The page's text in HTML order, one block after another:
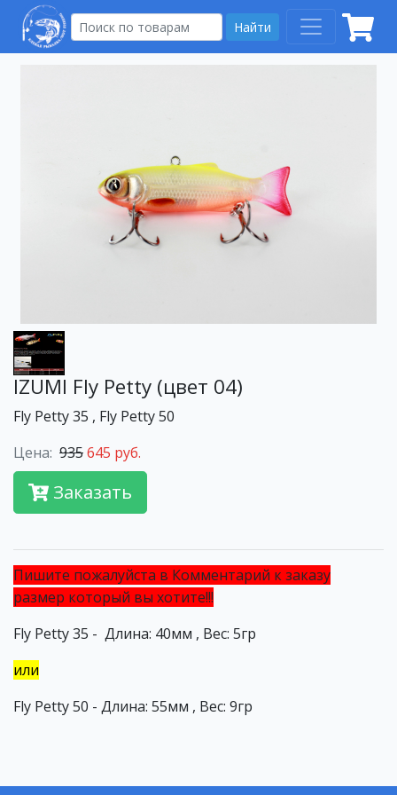
Найти
IZUMI Fly Petty (цвет 04)
Fly Petty 35 , Fly Petty 50
Цена: 935645 руб.
Заказать
Пишите пожалуйста в Комментарий к заказу
размер который вы хотите!!!
Fly Petty 35 - Длина: 40мм , Вес: 5гр
или
Fly Petty 50 - Длина: 55мм , Вес: 9гр